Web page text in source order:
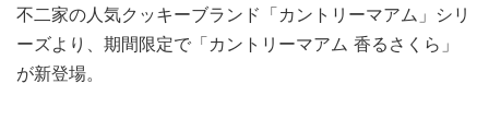
不二家の人気クッキーブランド「カントリーマアム」シリ
ーズより、期間限定で「カントリーマアム 香るさくら」
が新登場。